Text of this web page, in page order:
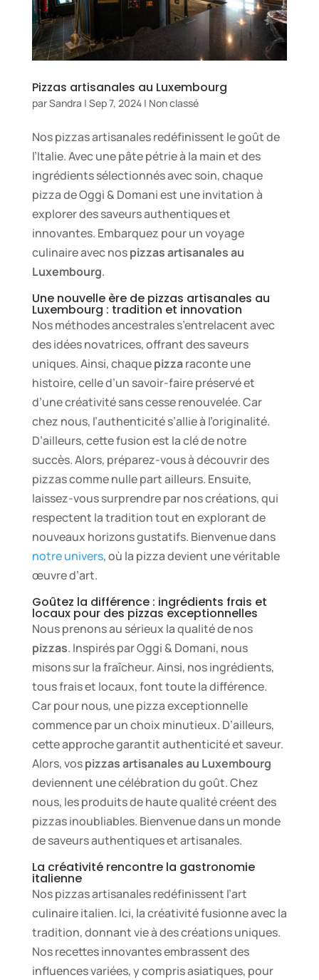
Pizzas artisanales au Luxembourg
parSandra | Sep 7, 2024| Non classé
Nos pizzas artisanales redéfinissent le goût de
l’Italie. Avec une pâte pétrie à la main et des
ingrédients sélectionnés avec soin, chaque
pizza de Oggi & Domani est une invitation à
explorer des saveurs authentiques et
innovantes. Embarquez pour un voyage
culinaire avec nospizzas artisanales au
Luxembourg.
Une nouvelle ère de pizzas artisanales au
Luxembourg : tradition et innovation
Nos méthodes ancestrales s’entrelacent avec
des idées novatrices, offrant des saveurs
uniques. Ainsi, chaquepizzaraconte une
histoire, celle d’un savoir-faire préservé et
d’une créativité sans cesse renouvelée. Car
chez nous, l’authenticité s’allie à l’originalité.
D’ailleurs, cette fusion est la clé de notre
succès. Alors, préparez-vous à découvrir des
pizzas comme nulle part ailleurs. Ensuite,
laissez-vous surprendre par nos créations, qui
respectent la tradition tout en explorant de
nouveaux horizons gustatifs. Bienvenue dans
notre univers, où la pizza devient une véritable
œuvre d’art.
Goûtez la différence : ingrédients frais et
locaux pour des pizzas exceptionnelles
Nous prenons au sérieux la qualité de nos
pizzas. Inspirés par Oggi & Domani, nous
misons sur la fraîcheur. Ainsi, nos ingrédients,
tous frais et locaux, font toute la différence.
Car pour nous, une pizza exceptionnelle
commence par un choix minutieux. D’ailleurs,
cette approche garantit authenticité et saveur.
Alors, vospizzas artisanales au Luxembourg
deviennent une célébration du goût. Chez
nous, les produits de haute qualité créent des
pizzas inoubliables. Bienvenue dans un monde
de saveurs authentiques et artisanales.
La créativité rencontre la gastronomie
italienne
Nos pizzas artisanales redéfinissent l’art
culinaire italien. Ici, la créativité fusionne avec la
tradition, donnant vie à des créations uniques.
Nos recettes innovantes embrassent des
influences variées, y compris asiatiques, pour